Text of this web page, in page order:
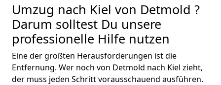
Umzug nach Kiel von Detmold ?
Darum solltest Du unsere
professionelle Hilfe nutzen
Eine der größten Herausforderungen ist die
Entfernung. Wer noch von Detmold nach Kiel zieht,
der muss jeden Schritt vorausschauend ausführen.